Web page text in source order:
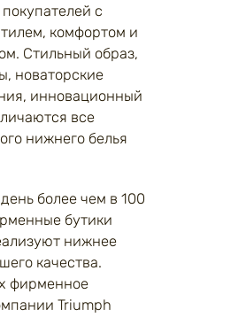
с
комфортом и
Стильный образ,
новаторские
инновационный
все
нижнего белья
более чем в 100
бутики
нижнее
качества.
фирменное
Triumph